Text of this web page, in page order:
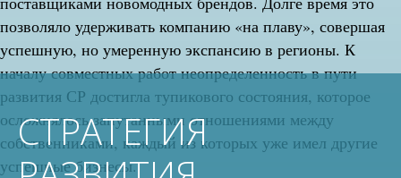
СТРАТЕГИЯ
позволяло удерживать компанию «на плаву», совершая
успешную, но умеренную экспансию в регионы. К
началу совместных работ неопределенность в пути
развития СР достигла тупикового состояния, которое
осложнялось запутанными отношениями между
собственниками, каждый из которых уже имел другие
успешные бизнесы.